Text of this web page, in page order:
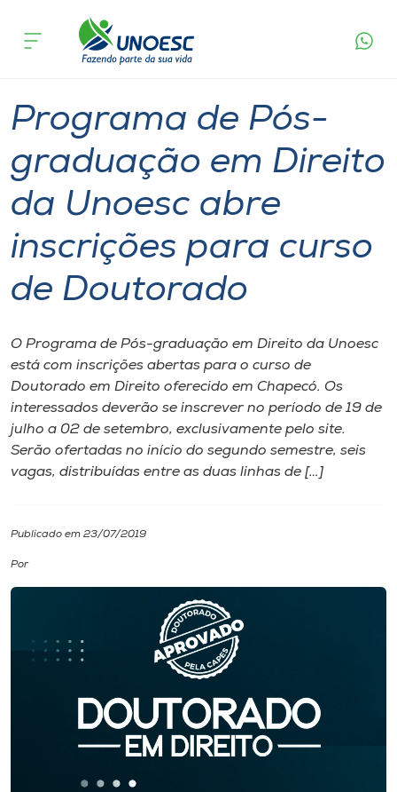
Cursos
Atendimento ao Estudante
Portal de Ensino
Internacionalização
I.nova
Cultura
CPA
Biblioteca
acontece
Programa de Pós-
graduação em Direito
da Unoesc abre
inscrições para curso
de Doutorado
O Programa de Pós-graduação em Direito da Unoesc
está com inscrições abertas para o curso de
Doutorado em Direito oferecido em Chapecó. Os
interessados deverão se inscrever no período de 19 de
julho a 02 de setembro, exclusivamente pelo site.
Serão ofertadas no início do segundo semestre, seis
vagas, distribuídas entre as duas linhas de […]
Publicado em 23/07/2019
Por